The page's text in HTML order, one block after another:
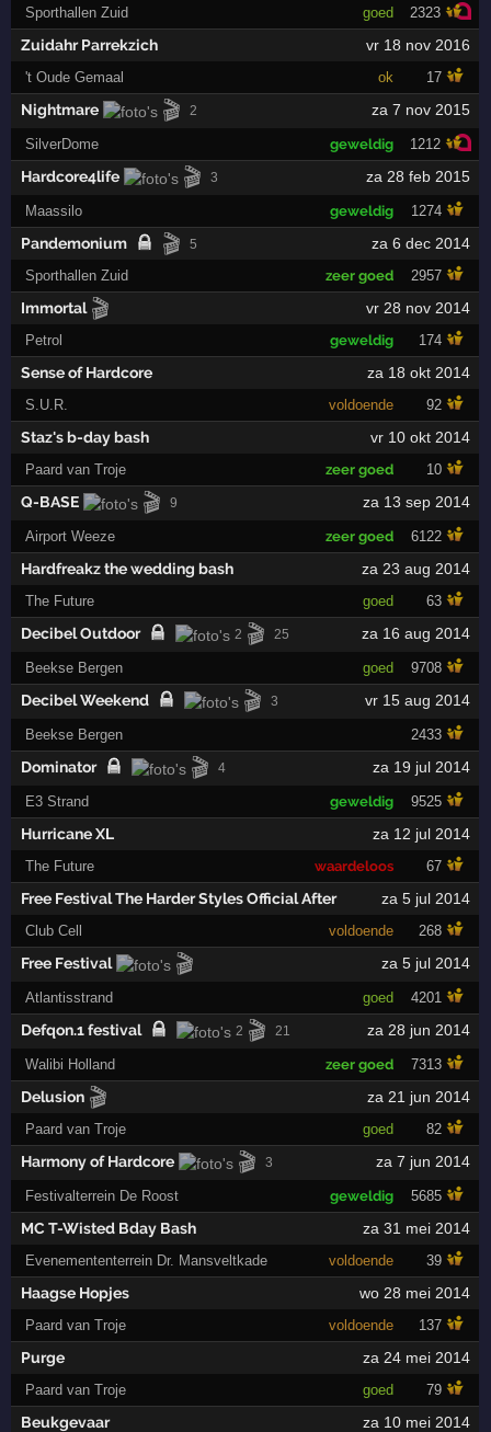
Sporthallen Zuid goed 2323
Zuidahr Parrekzich vr 18 nov 2016
't Oude Gemaal ok 17
Nightmare 🎬 2 za 7 nov 2015
SilverDome geweldig 1212
Hardcore4life 🎬 3 za 28 feb 2015
Maassilo geweldig 1274
Pandemonium 🎬 5 za 6 dec 2014
Sporthallen Zuid zeer goed 2957
Immortal 🎬 vr 28 nov 2014
Petrol geweldig 174
Sense of Hardcore za 18 okt 2014
S.U.R. voldoende 92
Staz's b-day bash vr 10 okt 2014
Paard van Troje zeer goed 10
Q-BASE 🎬 9 za 13 sep 2014
Airport Weeze zeer goed 6122
Hardfreakz the wedding bash za 23 aug 2014
The Future goed 63
Decibel Outdoor 2 🎬 25 za 16 aug 2014
Beekse Bergen goed 9708
Decibel Weekend 🎬 3 vr 15 aug 2014
Beekse Bergen 2433
Dominator 🎬 4 za 19 jul 2014
E3 Strand geweldig 9525
Hurricane XL za 12 jul 2014
The Future waardeloos 67
Free Festival The Harder Styles Official After za 5 jul 2014
Club Cell voldoende 268
Free Festival 🎬 za 5 jul 2014
Atlantisstrand goed 4201
Defqon.1 festival 2 🎬 21 za 28 jun 2014
Walibi Holland zeer goed 7313
Delusion 🎬 za 21 jun 2014
Paard van Troje goed 82
Harmony of Hardcore 🎬 3 za 7 jun 2014
Festivalterrein De Roost geweldig 5685
MC T-Wisted Bday Bash za 31 mei 2014
Evenemententerrein Dr. Mansveltkade voldoende 39
Haagse Hopjes wo 28 mei 2014
Paard van Troje voldoende 137
Purge za 24 mei 2014
Paard van Troje goed 79
Beukgevaar za 10 mei 2014